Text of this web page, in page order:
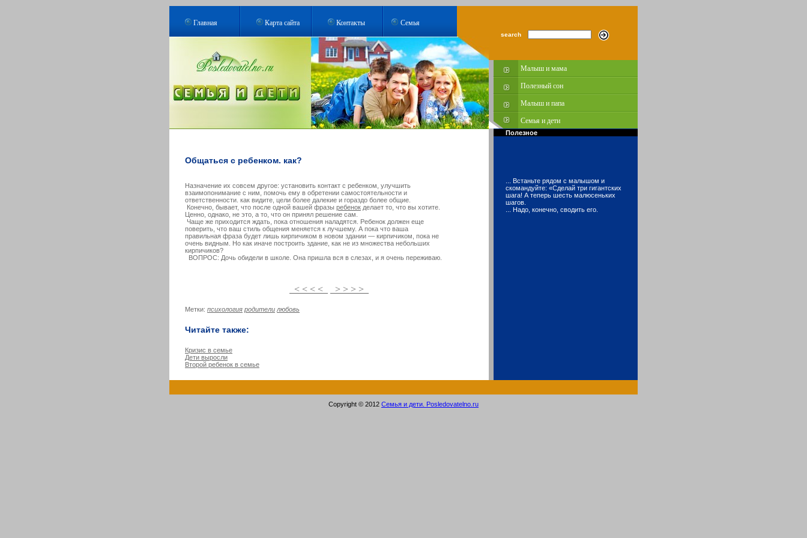
Главная Карта сайта Контакты Семья
search
Малыш и мама
Полезный сон
Малыш и папа
Семья и дети
Общаться с ребенком. как?
Назначение их совсем другое: установить контакт с ребенком, улучшить
взаимопонимание с ним, помочь ему в обретении самостоятельности и
ответственности. как видите, цели более далекие и гораздо более общие.
Конечно, бывает, что после одной вашей фразы ребенок делает то, что вы хотите.
Ценно, однако, не это, а то, что он принял решение сам.
Чаще же приходится ждать, пока отношения наладятся. Ребенок должен еще
поверить, что ваш стиль общения меняется к лучшему. А пока что ваша
правильная фраза будет лишь кирпичиком в новом здании — кирпичиком, пока не
очень видным. Но как иначе построить здание, как не из множества небольших
кирпичиков?
ВОПРОС: Дочь обидели в школе. Она пришла вся в слезах, и я очень переживаю.
< < < < > > > >
Метки: психология родители любовь
Читайте также:
Кризис в семье
Дети выросли
Второй ребенок в семье
Полезное
... Встаньте рядом с малышом и
скомандуйте: «Сделай три гигантских
шага! А теперь шесть малюсеньких
шагов.
... Надо, конечно, сводить его.
Copyright © 2012 Семья и дети. Posledovatelno.ru